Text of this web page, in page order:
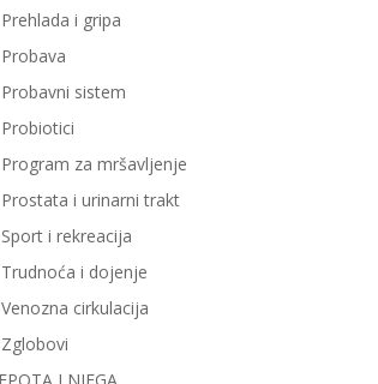
Prehlada i gripa
Probava
Probavni sistem
Probiotici
Program za mršavljenje
Prostata i urinarni trakt
Sport i rekreacija
Trudnoća i dojenje
Venozna cirkulacija
Zglobovi